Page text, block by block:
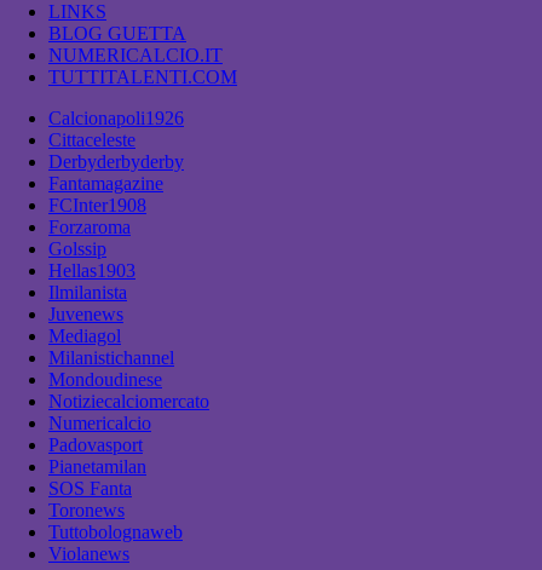
LINKS
BLOG GUETTA
NUMERICALCIO.IT
TUTTITALENTI.COM
Calcionapoli1926
Cittaceleste
Derbyderbyderby
Fantamagazine
FCInter1908
Forzaroma
Golssip
Hellas1903
Ilmilanista
Juvenews
Mediagol
Milanistichannel
Mondoudinese
Notiziecalciomercato
Numericalcio
Padovasport
Pianetamilan
SOS Fanta
Toronews
Tuttobolognaweb
Violanews